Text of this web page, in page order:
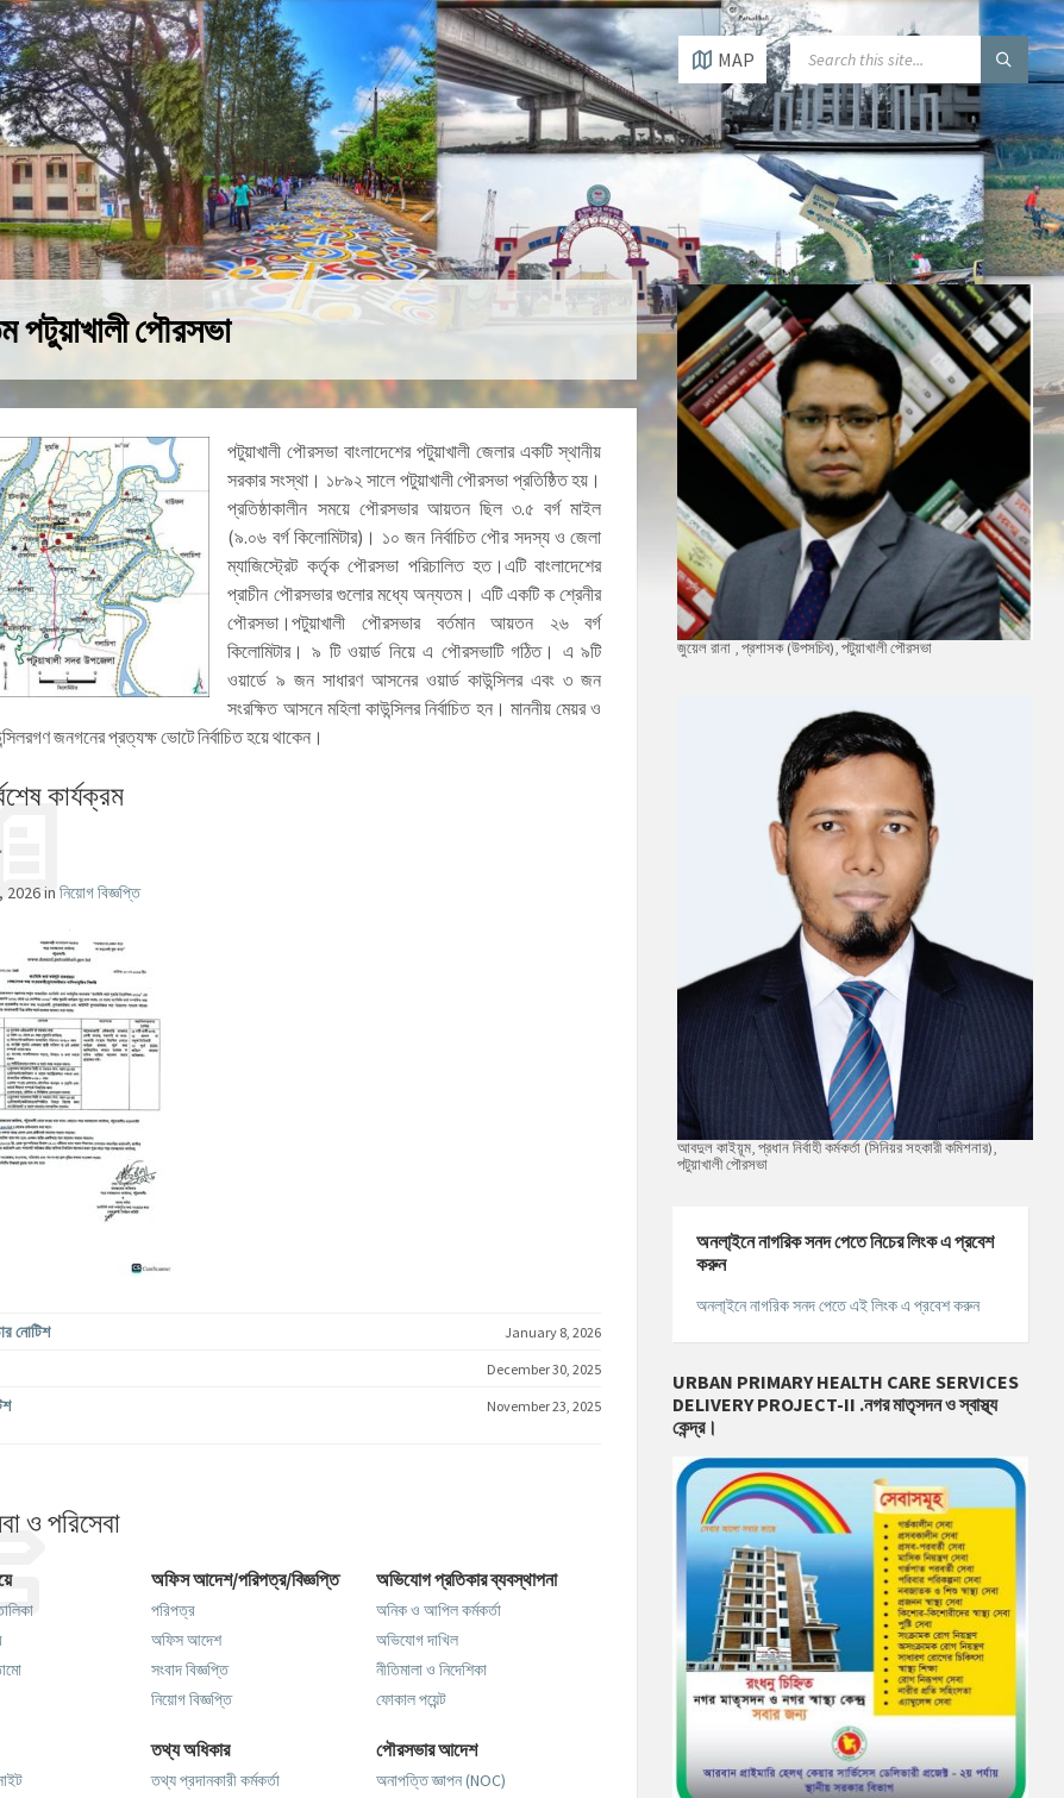
MAP
পটুয়াখালী পৌরসভা
পটুয়াখালী পৌরসভা বাংলাদেশের পটুয়াখালী জেলার একটি স্থানীয়
সরকার সংস্থা। ১৮৯২ সালে পটুয়াখালী পৌরসভা প্রতিষ্ঠিত হয়।
প্রতিষ্ঠাকালীন সময়ে পৌরসভার আয়তন ছিল ৩.৫ বর্গ মাইল
(৯.০৬ বর্গ কিলোমিটার)। ১০ জন নির্বাচিত পৌর সদস্য ও জেলা
ম্যাজিস্ট্রেট কর্তৃক পৌরসভা পরিচালিত হত।এটি বাংলাদেশের
প্রাচীন পৌরসভার গুলোর মধ্যে অন্যতম। এটি একটি ক শ্রেনীর
পৌরসভা।পটুয়াখালী পৌরসভার বর্তমান আয়তন ২৬ বর্গ
কিলোমিটার। ৯ টি ওয়ার্ড নিয়ে এ পৌরসভাটি গঠিত। এ ৯টি
ওয়ার্ডে ৯ জন সাধারণ আসনের ওয়ার্ড কাউন্সিলর এবং ৩ জন
সংরক্ষিত আসনে মহিলা কাউন্সিলর নির্বাচিত হন। মাননীয় মেয়র ও
জনগনের প্রত্যক্ষ ভোটে নির্বাচিত হয়ে থাকেন।
কার্যক্রম
2026inনিয়োগ বিজ্ঞপ্তি
নোটিশ January 8, 2026
December 30, 2025
November 23, 2025
ও পরিসেবা
অফিস আদেশ/পরিপত্র/বিজ্ঞপ্তি
পরিপত্র
অফিস আদেশ
সংবাদ বিজ্ঞপ্তি
নিয়োগ বিজ্ঞপ্তি
অভিযোগ প্রতিকার ব্যবস্থাপনা
অনিক ও আপিল কর্মকর্তা
অভিযোগ দাখিল
নীতিমালা ও নিদেশিকা
ফোকাল পয়েন্ট
তথ্য অধিকার
তথ্য প্রদানকারী কর্মকর্তা
পৌরসভার আদেশ
অনাপত্তি জ্ঞাপন (NOC)
জুয়েল রানা , প্রশাসক (উপসচিব), পটুয়াখালী পৌরসভা
আবদুল কাইয়ূম, প্রধান নির্বাহী কর্মকর্তা (সিনিয়র সহকারী কমিশনার),
পটুয়াখালী পৌরসভা
অনলা্‌ইনে নাগরিক সনদ পেতে নিচের লিংক এ প্রবেশ
করুন
অনলা্‌ইনে নাগরিক সনদ পেতে এই লিংক এ প্রবেশ করুন
URBAN PRIMARY HEALTH CARE SERVICES
DELIVERY PROJECT-II .নগর মাতৃসদন ও স্বাস্থ্য
কেন্দ্র।